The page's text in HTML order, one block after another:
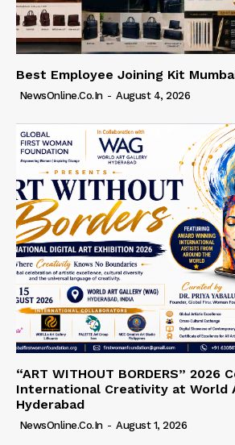
Best Employee Joining Kit
NewsOnline.co.in - August 4, 2026
“ART WITHOUT BORDERS” 2026
International Creativity at World
Hyderabad
NewsOnline.co.in - August 1, 2026